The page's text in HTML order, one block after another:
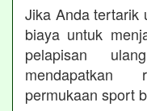
Jika Anda tertarik
biaya untuk
pelapisan
permukaan sport